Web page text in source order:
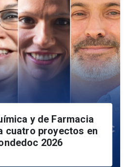
y de Farmacia
cuatro proyectos en
2026